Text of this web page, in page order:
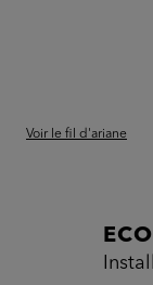
Voir le fil d'ariane